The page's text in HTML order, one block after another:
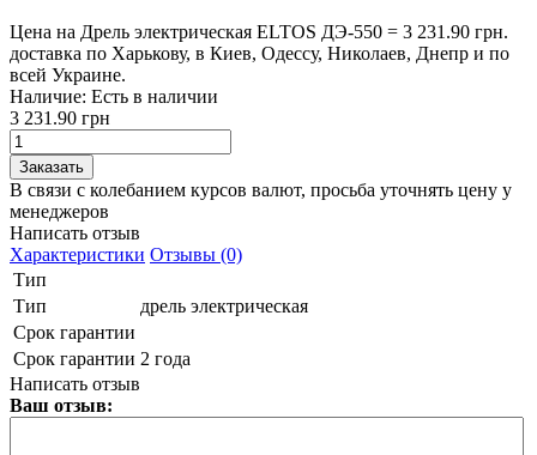
Цена на Дрель электрическая ELTOS ДЭ-550 = 3 231.90 грн.
доставка по Харькову, в Киев, Одессу, Николаев, Днепр и по
всей Украине.
Наличие: Есть в наличии
3 231.90 грн
В связи с колебанием курсов валют, просьба уточнять цену у
менеджеров
Написать отзыв
Характеристики Отзывы (0)
Тип
Тип
дрель электрическая
Срок гарантии
Срок гарантии 2 года
Написать отзыв
Ваш отзыв: